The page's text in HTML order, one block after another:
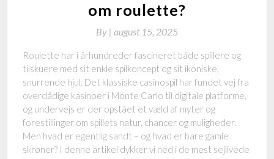
om roulette?
By | august 15, 2025
Roulette har i århundreder fascineret både spillere og
tilskuere med sit enkle spilkoncept og sit ikoniske,
snurrende hjul. Det klassiske casinospil har fundet vej fra
overdådige kasinoer i Monte Carlo til digitale platforme,
og undervejs er der opstået et væld af myter og
forestillinger om spillets natur, chancer og muligheder.
Men hvad er egentlig sandt – og hvad er bare gamle
skrøner? I denne artikel dykker vi ned i de mest sejlivede